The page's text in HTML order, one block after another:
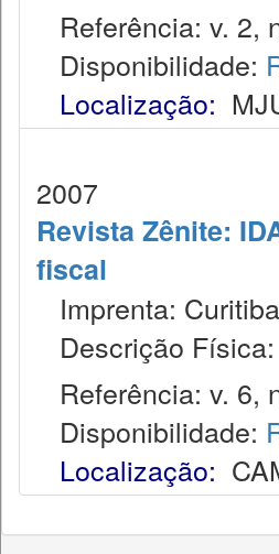
Referência: v. 2,
Disponibilidade:
Localização:
2007
Revista Zênite:
fiscal
Imprenta:
Descrição Física:
Referência: v. 6,
Disponibilidade:
Localização: